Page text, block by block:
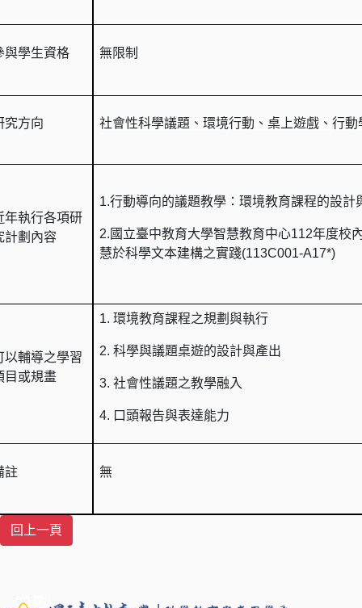
與學生資格 無限制
究方向 社會性科學議題、環境行動、桌上遊戲、行動
年執行各項研
計劃內容
1.行動導向的議題教學：環境教育課程的設計
2. 國立臺中教育大學智慧教育中心112年度校
慧於科學文本建構之實踐(113C001-A17*)
以輔導之學習
目或規畫
1.環境教育課程之規劃與執行
2.科學與議題桌遊的設計與產出
3.社會性議題之教學融入
4. 口頭報告與表達能力
註 無